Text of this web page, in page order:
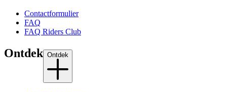
Contactformulier
FAQ
FAQ Riders Club
Ontdek Ontdek